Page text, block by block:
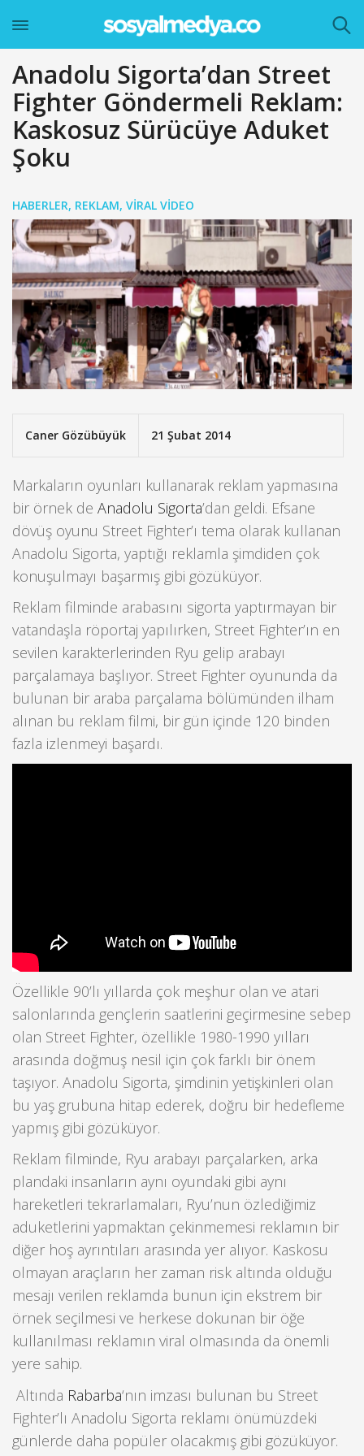
Anadolu Sigorta’dan Street
Fighter Göndermeli Reklam:
Kaskosuz Sürücüye Aduket
Şoku
HABERLER, REKLAM, VIRAL VIDEO
Caner Gözübüyük 21 Şubat 2014
Markaların oyunları kullanarak reklam yapmasına
bir örnek de Anadolu Sigorta’dan geldi. Efsane
dövüş oyunu Street Fighter’ı tema olarak kullanan
Anadolu Sigorta, yaptığı reklamla şimdiden çok
konuşulmayı başarmış gibi gözüküyor.
Reklam filminde arabasını sigorta yaptırmayan bir
vatandaşla röportaj yapılırken, Street Fighter’ın en
sevilen karakterlerinden Ryu gelip arabayı
parçalamaya başlıyor. Street Fighter oyununda da
bulunan bir araba parçalama bölümünden ilham
alınan bu reklam filmi, bir gün içinde 120 binden
fazla izlenmeyi başardı.
Özellikle 90’lı yıllarda çok meşhur olan ve atari
salonlarında gençlerin saatlerini geçirmesine sebep
olan Street Fighter, özellikle 1980-1990 yılları
arasında doğmuş nesil için çok farklı bir önem
taşıyor. Anadolu Sigorta, şimdinin yetişkinleri olan
bu yaş grubuna hitap ederek, doğru bir hedefleme
yapmış gibi gözüküyor.
Reklam filminde, Ryu arabayı parçalarken, arka
plandaki insanların aynı oyundaki gibi aynı
hareketleri tekrarlamaları, Ryu’nun özlediğimiz
aduketlerini yapmaktan çekinmemesi reklamın bir
diğer hoş ayrıntıları arasında yer alıyor. Kaskosu
olmayan araçların her zaman risk altında olduğu
mesajı verilen reklamda bunun için ekstrem bir
örnek seçilmesi ve herkese dokunan bir öğe
kullanılması reklamın viral olmasında da önemli
yere sahip.
Altında Rabarba‘nın imzası bulunan bu Street
Fighter’lı Anadolu Sigorta reklamı önümüzdeki
günlerde daha popüler olacakmış gibi gözüküyor.